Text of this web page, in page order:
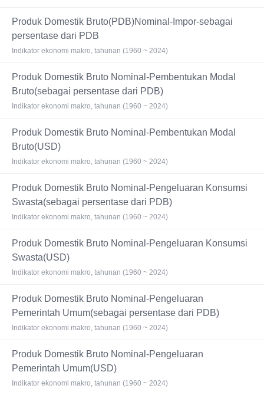
Produk Domestik Bruto(PDB)Nominal-Impor-sebagai
persentase dari PDB
Indikator ekonomi makro, tahunan (1960 ~ 2024)
Produk Domestik Bruto Nominal-Pembentukan Modal
Bruto(sebagai persentase dari PDB)
Indikator ekonomi makro, tahunan (1960 ~ 2024)
Produk Domestik Bruto Nominal-Pembentukan Modal
Bruto(USD)
Indikator ekonomi makro, tahunan (1960 ~ 2024)
Produk Domestik Bruto Nominal-Pengeluaran Konsumsi
Swasta(sebagai persentase dari PDB)
Indikator ekonomi makro, tahunan (1960 ~ 2024)
Produk Domestik Bruto Nominal-Pengeluaran Konsumsi
Swasta(USD)
Indikator ekonomi makro, tahunan (1960 ~ 2024)
Produk Domestik Bruto Nominal-Pengeluaran
Pemerintah Umum(sebagai persentase dari PDB)
Indikator ekonomi makro, tahunan (1960 ~ 2024)
Produk Domestik Bruto Nominal-Pengeluaran
Pemerintah Umum(USD)
Indikator ekonomi makro, tahunan (1960 ~ 2024)